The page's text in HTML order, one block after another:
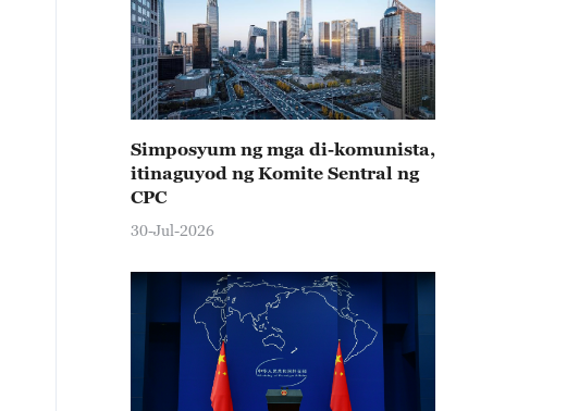
Simposyum ng mga di-komunista,
itinaguyod ng Komite Sentral ng
CPC
30-Jul-2026